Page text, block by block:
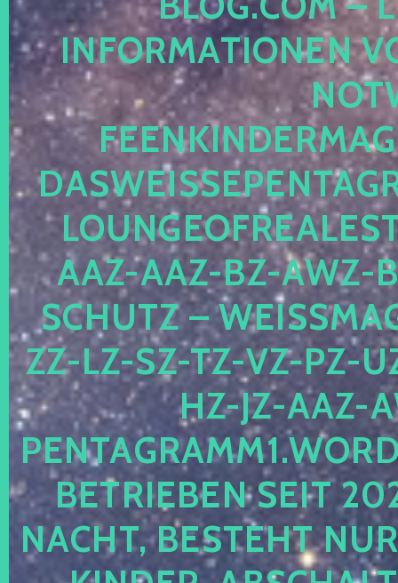
NFORMATIONEN
AZ-AAZ-BZ-AWZ-
CHUTZ –
-LZ-SZ-TZ-VZ-PZ-UZ-
-JZ-AAZ-
TRIEBEN SEIT 2024
CHT, BESTEHT NUR